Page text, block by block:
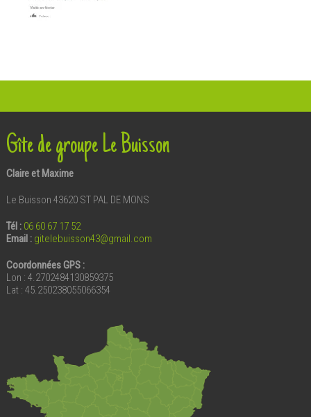
Gîte de groupe Le Buisson
Claire et Maxime
Le Buisson 43620 ST PAL DE MONS
Tél : 06 60 67 17 52
Email : gitelebuisson43@gmail.com
Coordonnées GPS :
Lon : 4.2702484130859375
Lat : 45.250238055066354